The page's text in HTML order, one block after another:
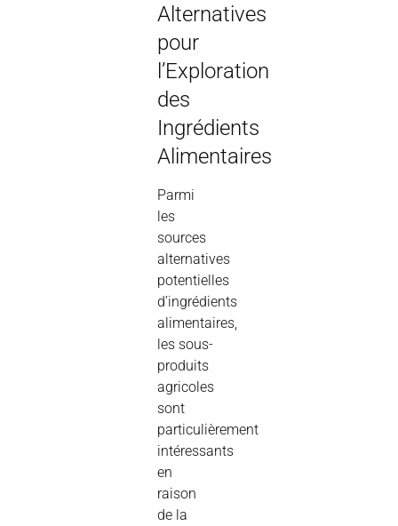
Alternatives
pour
l’Exploration
des
Ingrédients
Alimentaires
Parmi
les
sources
alternatives
potentielles
d’ingrédients
alimentaires,
les sous-
produits
agricoles
sont
particulièrement
intéressants
en
raison
de la